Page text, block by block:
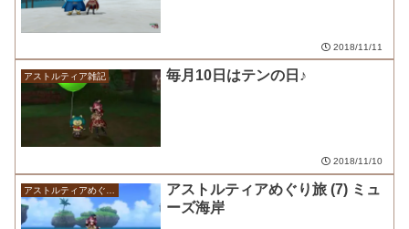
2018/11/11
アストルティア雑記 毎月10日はテンの日♪
2018/11/10
アストルティアめぐり旅 (7) ミュ
ーズ海岸